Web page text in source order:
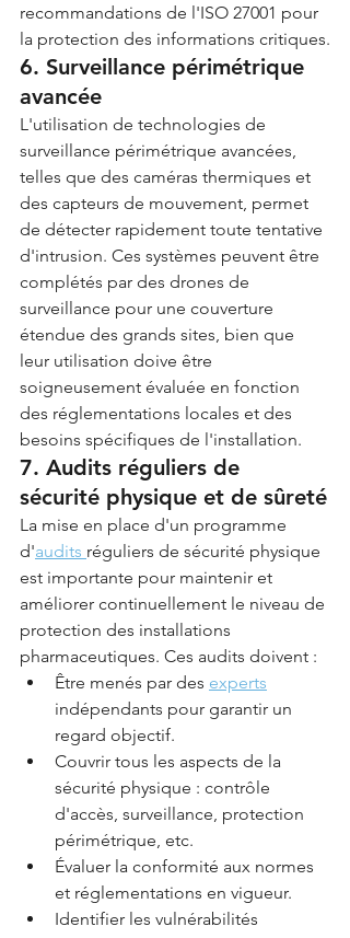
recommandations de l'ISO 27001 pour
la protection des informations critiques.
6. Surveillance périmétrique
avancée
L'utilisation de technologies de
surveillance périmétrique avancées,
telles que des caméras thermiques et
des capteurs de mouvement, permet
de détecter rapidement toute tentative
d'intrusion. Ces systèmes peuvent être
complétés par des drones de
surveillance pour une couverture
étendue des grands sites, bien que
leur utilisation doive être
soigneusement évaluée en fonction
des réglementations locales et des
besoins spécifiques de l'installation.
7. Audits réguliers de
sécurité physique et de sûreté
La mise en place d'un programme
d'audits réguliers de sécurité physique
est importante pour maintenir et
améliorer continuellement le niveau de
protection des installations
pharmaceutiques. Ces audits doivent :
Être menés par des experts
indépendants pour garantir un
regard objectif.
Couvrir tous les aspects de la
sécurité physique : contrôle
d'accès, surveillance, protection
périmétrique, etc.
Évaluer la conformité aux normes
et réglementations en vigueur.
Identifier les vulnérabilités